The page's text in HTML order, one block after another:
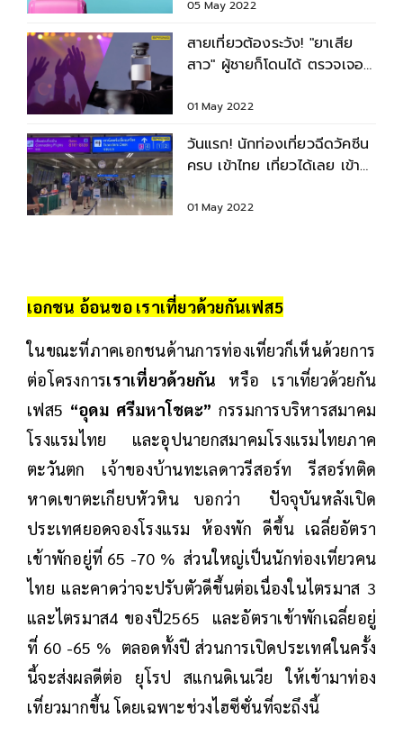
05 May 2022
สายเที่ยวต้องระวัง! "ยาเสีย
สาว" ผู้ชายก็โดนได้ ตรวจเจอ
01 May 2022
วันแรก! นักท่องเที่ยวฉีดวัคซีน
ครบ เข้าไทย เที่ยวได้เลย เข้า
01 May 2022
เอกชน อ้อนขอ เราเที่ยวด้วยกันเฟส5
ในขณะที่ภาคเอกชนด้านการท่องเที่ยวก็เห็นด้วยการ
ต่อโครงการเราเที่ยวด้วยกัน หรือ เราเที่ยวด้วยกัน
เฟส5 “อุดม ศรีมหาโชตะ” กรรมการบริหารสมาคม
โรงแรมไทย และอุปนายกสมาคมโรงแรมไทยภาค
ตะวันตก เจ้าของบ้านทะเลดาวรีสอร์ท รีสอร์ทติด
หาดเขาตะเกียบหัวหิน บอกว่า ปัจจุบันหลังเปิด
ประเทศยอดจองโรงแรม ห้องพัก ดีขึ้น เฉลี่ยอัตรา
เข้าพักอยู่ที่ 65 -70 % ส่วนใหญ่เป็นนักท่องเที่ยวคน
ไทย และคาดว่าจะปรับตัวดีขึ้นต่อเนื่องในไตรมาส 3
และไตรมาส4 ของปี2565 และอัตราเข้าพักเฉลี่ยอยู่
ที่ 60 -65 % ตลอดทั้งปี ส่วนการเปิดประเทศในครั้ง
นี้จะส่งผลดีต่อ ยุโรป สแกนดิเนเวีย ให้เข้ามาท่อง
เที่ยวมากขึ้น โดยเฉพาะช่วงไฮซีซั่นที่จะถึงนี้